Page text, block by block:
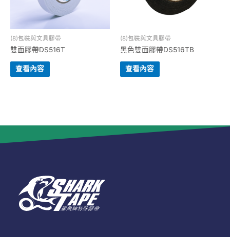
(8)包裝與⽂具膠帶
雙面膠帶DS516T
查看內容
(8)包裝與⽂具膠帶
黑色雙面膠帶DS516TB
查看內容